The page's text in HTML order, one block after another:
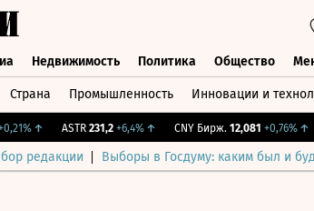
Недвижимость Политика Общество
Страна Промышленность Инновации и
↑ ASTR 231,2 +6,4%↑ CNY Бирж. 12,081 +0,76%↑
редакции Выборы в Госдуму: каким был и